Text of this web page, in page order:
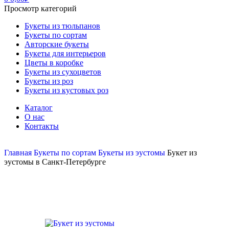
Просмотр категорий
Букеты из тюльпанов
Букеты по сортам
Авторские букеты
Букеты для интерьеров
Цветы в коробке
Букеты из сухоцветов
Букеты из роз
Букеты из кустовых роз
Каталог
О нас
Контакты
Главная Букеты по сортам Букеты из эустомы Букет из
эустомы в Санкт-Петербурге